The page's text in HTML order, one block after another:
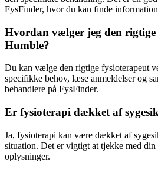
FysFinder, hvor du kan finde
Hvordan vælger jeg den rigtige
Humble?
Du kan vælge den rigtige fysioterapeut
specifikke behov, læse anmeldelser og
behandlere på FysFinder.
Er fysioterapi dækket af
Ja, fysioterapi kan være dækket af
situation. Det er vigtigt at tjekke med
oplysninger.